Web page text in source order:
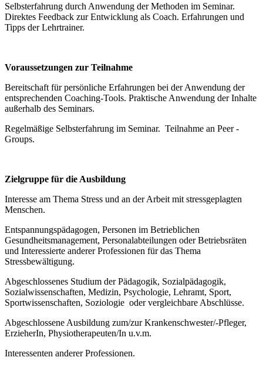
Selbsterfahrung durch Anwendung der Methoden im Seminar.
Direktes Feedback zur Entwicklung als Coach. Erfahrungen und
Tipps der Lehrtrainer.
Voraussetzungen zur Teilnahme
Bereitschaft für persönliche Erfahrungen bei der Anwendung der
entsprechenden Coaching-Tools. Praktische Anwendung der Inhalte
außerhalb des Seminars.
Regelmäßige Selbsterfahrung im Seminar. Teilnahme an Peer -
Groups.
Zielgruppe für die Ausbildung
Interesse am Thema Stress und an der Arbeit mit stressgeplagten
Menschen.
Entspannungspädagogen, Personen im Betrieblichen
Gesundheitsmanagement, Personalabteilungen oder Betriebsräten
und Interessierte anderer Professionen für das Thema
Stressbewältigung.
Abgeschlossenes Studium der Pädagogik, Sozialpädagogik,
Sozialwissenschaften, Medizin, Psychologie, Lehramt, Sport,
Sportwissenschaften, Soziologie oder vergleichbare Abschlüsse.
Abgeschlossene Ausbildung zum/zur Krankenschwester/-Pfleger,
ErzieherIn, Physiotherapeuten/In u.v.m.
Interessenten anderer Professionen.